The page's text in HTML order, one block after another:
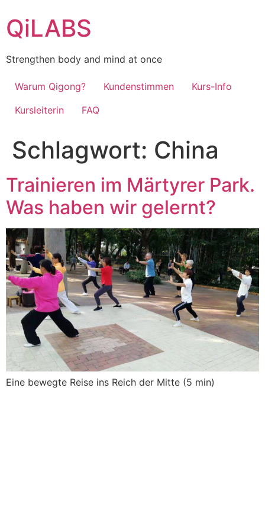
Inhalt
wechseln
QiLABS
Strengthen body and mind at once
Warum Qigong? Kundenstimmen
Kurs-Info
Kursleiterin
FAQ
Schlagwort: China
Trainieren im Märtyrer Park.
Was haben wir gelernt?
Eine bewegte Reise ins Reich der Mitte (5 min)